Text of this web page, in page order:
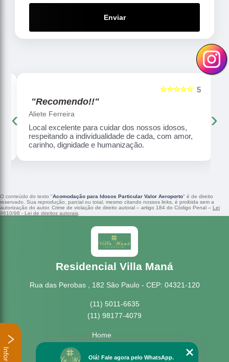
Enviar
5
☆☆☆☆☆
"Recomendo!!"
Aliete Ferreira
Local excelente para cuidar dos nossos idosos,
respeitando a individualidade de cada, com amor,
carinho, dignidade e humanização.
‹ ›
O conteúdo do texto "Acomodação para Idosos Particular Valor Aeroporto" é de direito
reservado. Sua reprodução, parcial ou total, mesmo citando nossos links, é proibida sem a
autorização do autor. Crime de violação de direito autoral – artigo 184 do Código Penal – Lei
9610/98 - Lei de direitos autorais
Residencial Villa Maná
Rua das Perobas , 182 São Paulo - CEP: 04321-120
(11) 5011-6635
(11) 98177-4079
Home
Missão
Olá! Fale agora pelo WhatsApp.